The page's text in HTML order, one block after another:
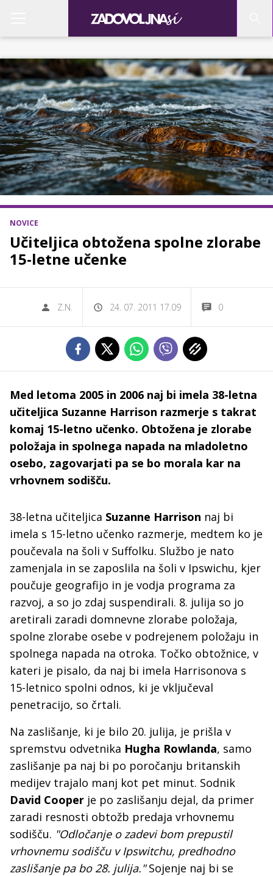
NOVICE
Učiteljica obtožena spolne zlorabe
15-letne učenke
Z.N. 24. 07. 2011 17.09 0
Med letoma 2005 in 2006 naj bi imela 38-letna
učiteljica Suzanne Harrison razmerje s takrat
komaj 15-letno učenko. Obtožena je zlorabe
položaja in spolnega napada na mladoletno
osebo, zagovarjati pa se bo morala kar na
vrhovnem sodišču.
38-letna učiteljica Suzanne Harrison naj bi
imela s 15-letno učenko razmerje, medtem ko je
poučevala na šoli v Suffolku. Službo je nato
zamenjala in se zaposlila na šoli v Ipswichu, kjer
poučuje geografijo in je vodja programa za
razvoj, a so jo zdaj suspendirali. 8. julija so jo
aretirali zaradi domnevne zlorabe položaja,
spolne zlorabe osebe v podrejenem položaju in
spolnega napada na otroka. Točko obtožnice, v
kateri je pisalo, da naj bi imela Harrisonova s
15-letnico spolni odnos, ki je vključeval
penetracijo, so črtali.
Na zaslišanje, ki je bilo 20. julija, je prišla v
spremstvu odvetnika Hugha Rowlanda, samo
zaslišanje pa naj bi po poročanju britanskih
medijev trajalo manj kot pet minut. Sodnik
David Cooper je po zaslišanju dejal, da primer
zaradi resnosti obtožb predaja vrhovnemu
sodišču. "Odločanje o zadevi bom prepustil
vrhovnemu sodišču v Ipswitchu, predhodno
zaslišanje pa bo 28. julija."Sojenje naj bi se